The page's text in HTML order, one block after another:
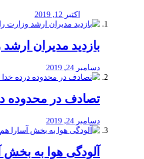
اکتبر 12, 2019
بازدید مدیران
دسامبر 24, 2019
تصادف در محدوده
دسامبر 24, 2019
آلودگی هوا به